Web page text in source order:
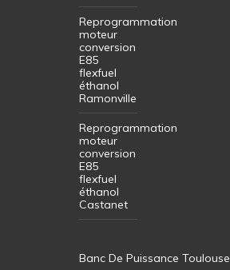
Reprogrammation
moteur
conversion
E85
flexfuel
éthanol
Ramonville
Reprogrammation
moteur
conversion
E85
flexfuel
éthanol
Castanet
Banc De Puissance Toulouse